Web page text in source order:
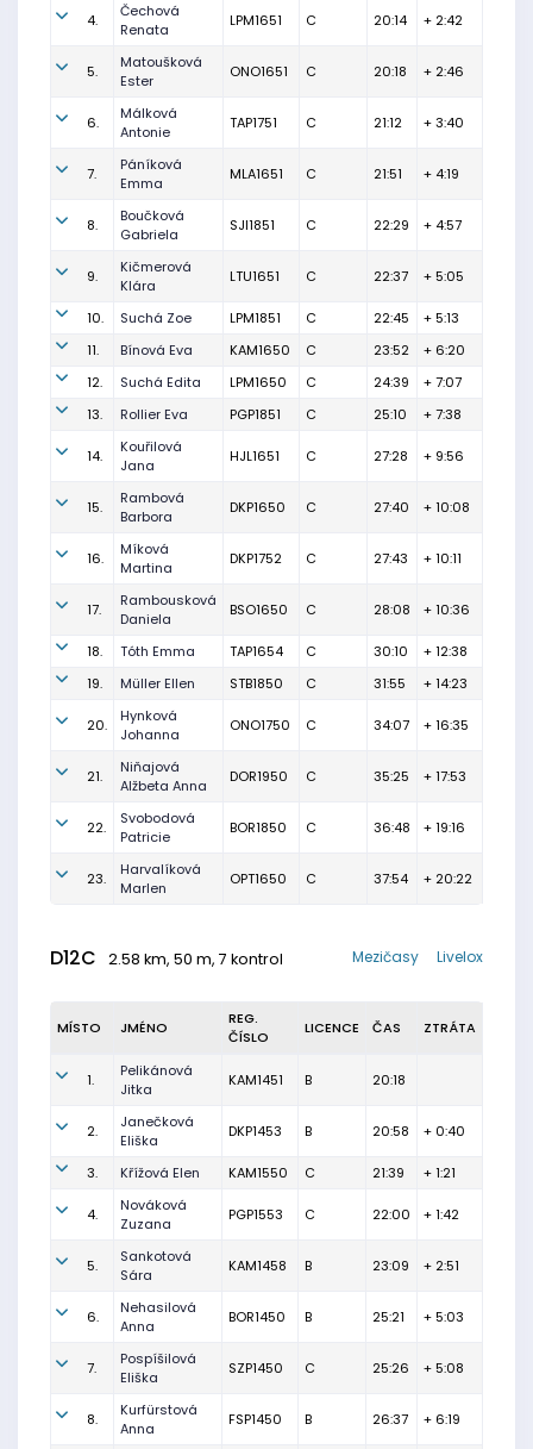
4.
Čechová
Renata
LPM1651 C 20:14 + 2:42
5.
Matoušková
Ester
ONO1651 C 20:18 + 2:46
6.
Málková
Antonie
TAP1751 C 21:12 + 3:40
7.
Páníková
Emma
MLA1651 C 21:51 + 4:19
8.
Boučková
Gabriela
SJI1851 C 22:29 + 4:57
9.
Kičmerová
Klára
LTU1651 C 22:37 + 5:05
10. Suchá Zoe LPM1851 C 22:45
+ 5:13
11.
Bínová Eva KAM1650 C 23:52
+ 6:20
12.
Suchá Edita LPM1650 C 24:39
+ 7:07
13.
Rollier Eva PGP1851 C 25:10 + 7:38
14.
Kouřilová
Jana
HJL1651 C 27:28 + 9:56
15.
Rambová
Barbora
DKP1650 C 27:40 + 10:08
16.
Míková
Martina
DKP1752 C 27:43 + 10:11
17.
Rambousková
Daniela
BSO1650 C 28:08 + 10:36
18. Tóth Emma TAP1654 C 30:10
+ 12:38
19.
Müller Ellen STB1850 C 31:55 + 14:23
20.
Hynková
Johanna
ONO1750 C 34:07 + 16:35
21.
Niňajová
Alžbeta Anna
DOR1950 C 35:25 + 17:53
22.
Svobodová
Patricie
BOR1850 C 36:48 + 19:16
23.
Harvalíková
Marlen
OPT1650 C 37:54 + 20:22
D12C 2.58 km, 50 m, 7 kontrol Livelox
Mezičasy
MÍSTO JMÉNO
REG.
ČÍSLO
LICENCE ČAS ZTRÁTA
1.
Pelikánová
Jitka
KAM1451 B 20:18
2.
Janečková
Eliška
DKP1453 B 20:58 + 0:40
3. Křížová Elen KAM1550 C 21:39 + 1:21
4.
Nováková
Zuzana
PGP1553 C 22:00 + 1:42
5.
Sankotová
Sára
KAM1458 B 23:09 + 2:51
6.
Nehasilová
Anna
BOR1450 B 25:21 + 5:03
7.
Pospíšilová
Eliška
SZP1450 C 25:26 + 5:08
8.
Kurfürstová
Anna
FSP1450 B 26:37 + 6:19